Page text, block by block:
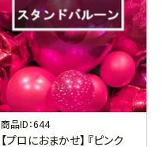
商品ID：644
【プロにおまかせ】 『ピンク